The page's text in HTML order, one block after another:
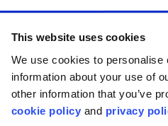
This website uses cookies
We use cookies to
information about your use of
other information that you’ve
cookie policy and privacy